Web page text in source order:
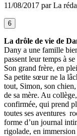
11/08/2017 par La
6
La drôle de vie de
Dany a une famille
passent leur temps à
Son grand frère, en
Sa petite sœur ne la
tout, Simon, son
de sa mère. Au
confirmée, qui prend
toutes ses aventures
forme d’un journal
rigolade, en